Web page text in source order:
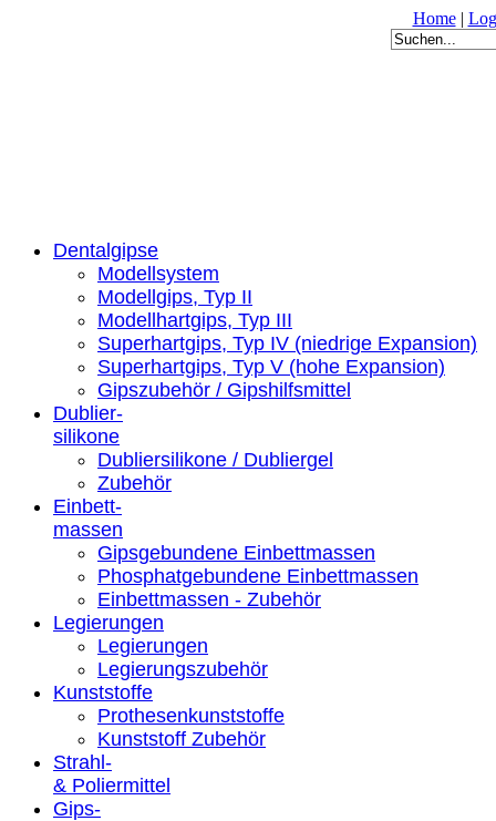
Home|
Dentalgipse
Modellsystem
Modellgips, Typ II
Modellhartgips, Typ III
Superhartgips, Typ IV (niedrige Expansion)
Superhartgips, Typ V (hohe Expansion)
Gipszubehör / Gipshilfsmittel
Dublier-
silikone
Dubliersilikone / Dubliergel
Zubehör
Einbett-
massen
Gipsgebundene Einbettmassen
Phosphatgebundene Einbettmassen
Einbettmassen - Zubehör
Legierungen
Legierungen
Legierungszubehör
Kunststoffe
Prothesenkunststoffe
Kunststoff Zubehör
Strahl-
& Poliermittel
Gips-